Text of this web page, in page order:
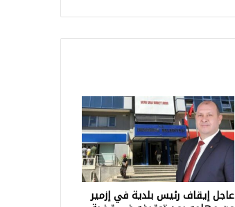
عاجل إيقاف رئيس بلدية في إزمير